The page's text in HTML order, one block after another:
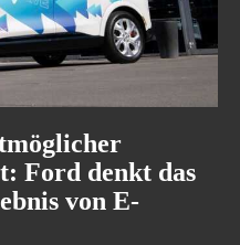
Ford denkt das
von E-